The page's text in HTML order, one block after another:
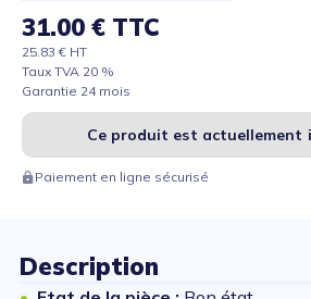
31.00 € TTC
25.83 € HT
Taux TVA 20 %
Garantie 24 mois
Ce produit est actuellement
Paiement en ligne sécurisé
Description